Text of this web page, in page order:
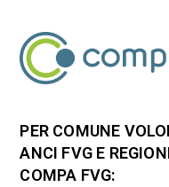
PER COMUNE
ANCI FVG E
COMPA FVG: